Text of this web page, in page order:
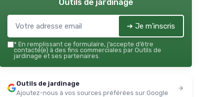
➔ Je m'inscris
* En remplissant ce formulaire, j’accepte d’être
contacté(e) à des fins commerciales par Outils de
jardinage et ses partenaires.
Outils de jardinage
Ajoutez-nous à vos sources préférées sur Google